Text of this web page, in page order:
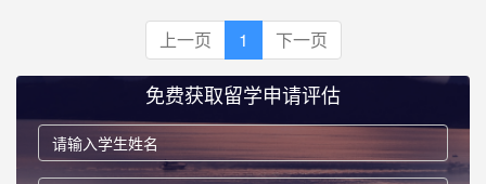
上一页 1 下一页
免费获取留学申请评估